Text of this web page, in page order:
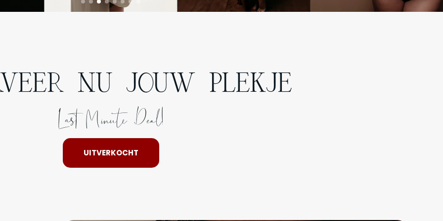
UITVERKOCHT
NU JOUW PLEKJE
Last Minute Deal!